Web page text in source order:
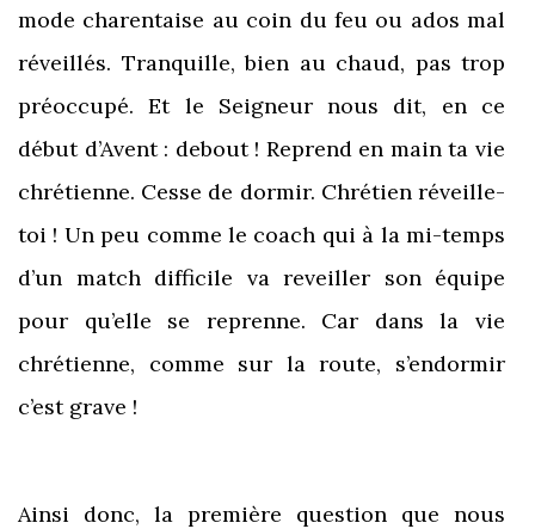
mode charentaise au coin du feu ou ados mal
réveillés. Tranquille, bien au chaud, pas trop
préoccupé. Et le Seigneur nous dit, en ce
début d’Avent : debout ! Reprend en main ta vie
chrétienne. Cesse de dormir. Chrétien réveille-
toi ! Un peu comme le coach qui à la mi-temps
d’un match difficile va reveiller son équipe
pour qu’elle se reprenne. Car dans la vie
chrétienne, comme sur la route, s’endormir
c’est grave !
Ainsi donc, la première question que nous